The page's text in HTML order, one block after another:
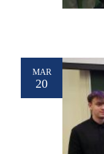
MAR
20